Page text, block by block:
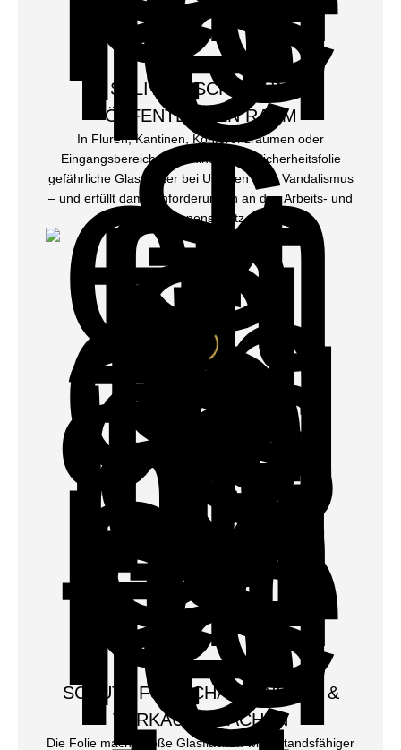
SPLITTERSCHUTZ IM
ÖFFENTLICHEN RAUM
In Fluren, Kantinen, Konferenzräumen oder
Eingangsbereichen verhindert die Sicherheitsfolie
gefährliche Glassplitter bei Unfällen oder Vandalismus
– und erfüllt damit Anforderungen an den Arbeits- und
Personenschutz.
SCHUTZ FÜR SCHAUFENSTER &
VERKAUFSFLÄCHEN
Die Folie macht große Glasflächen widerstandsfähiger